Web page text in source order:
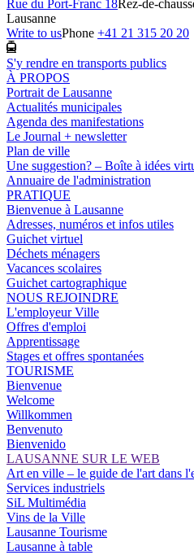
Rue du Port-Franc 18Rez-de-
Lausanne
Write to usPhone +41 21 315 20 20
S'y rendre en transports publics
À PROPOS
Portrait de Lausanne
Actualités municipales
Agenda des manifestations
Le Journal + newsletter
Plan de ville
Une suggestion? – Boîte à idées
Annuaire de l'administration
PRATIQUE
Bienvenue à Lausanne
Adresses, numéros et infos utiles
Guichet virtuel
Déchets ménagers
Vacances scolaires
Guichet cartographique
NOUS REJOINDRE
L'employeur Ville
Offres d'emploi
Apprentissage
Stages et offres spontanées
TOURISME
Bienvenue
Welcome
Willkommen
Benvenuto
Bienvenido
LAUSANNE SUR LE WEB
Art en ville – le guide de l'art dans
Services industriels
SiL Multimédia
Vins de la Ville
Lausanne Tourisme
Lausanne à table